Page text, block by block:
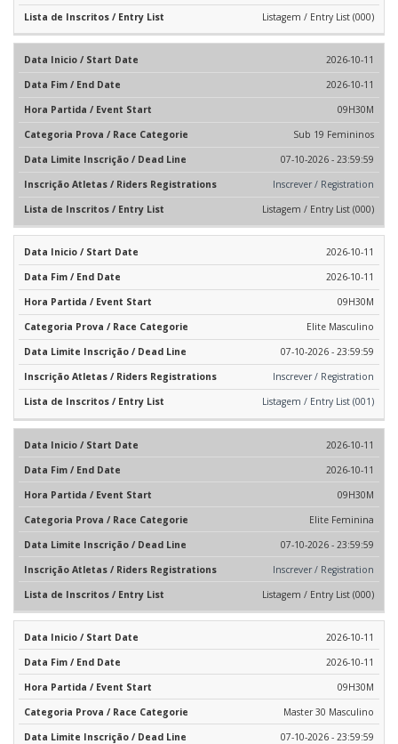
Listagem / Entry List (000)
2026-10-11
2026-10-11
09H30M
Sub 19 Femininos
07-10-2026 - 23:59:59
Inscrever / Registration
Listagem / Entry List (000)
2026-10-11
2026-10-11
09H30M
Elite Masculino
07-10-2026 - 23:59:59
Inscrever / Registration
Listagem / Entry List (001)
2026-10-11
2026-10-11
09H30M
Elite Feminina
07-10-2026 - 23:59:59
Inscrever / Registration
Listagem / Entry List (000)
2026-10-11
2026-10-11
09H30M
Master 30 Masculino
07-10-2026 - 23:59:59